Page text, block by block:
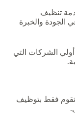
تنظيف
الجودة والخبرة
أولي الشركات التي
.
تقوم فقط بتوظيف
.